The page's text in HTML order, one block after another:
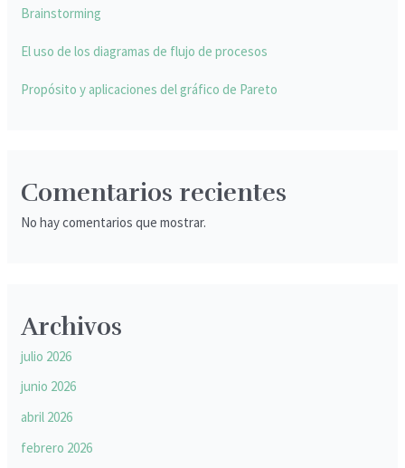
Brainstorming
El uso de los diagramas de flujo de procesos
Propósito y aplicaciones del gráfico de Pareto
Comentarios recientes
No hay comentarios que mostrar.
Archivos
julio 2026
junio 2026
abril 2026
febrero 2026